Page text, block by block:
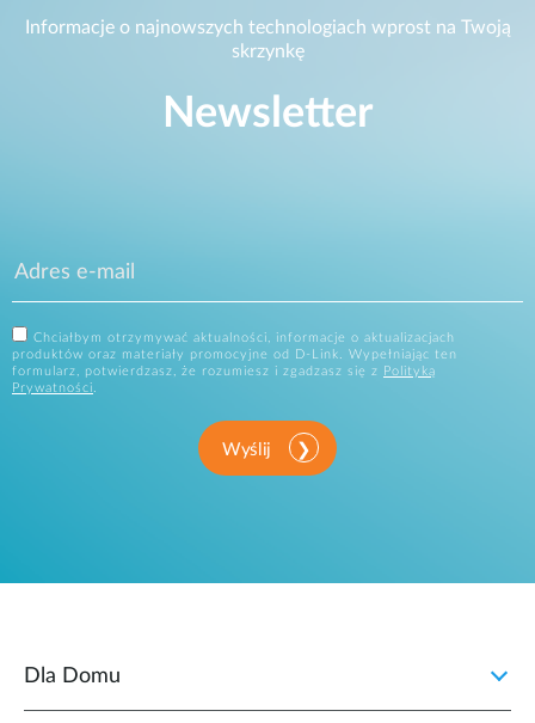
Informacje o najnowszych technologiach wprost na Twoją
skrzynkę
Newsletter
Chciałbym otrzymywać aktualności, informacje o aktualizacjach
produktów oraz materiały promocyjne od D-Link. Wypełniając ten
formularz, potwierdzasz, że rozumiesz i zgadzasz się z
Polityką
Prywatności.
Wyślij
Dla Domu